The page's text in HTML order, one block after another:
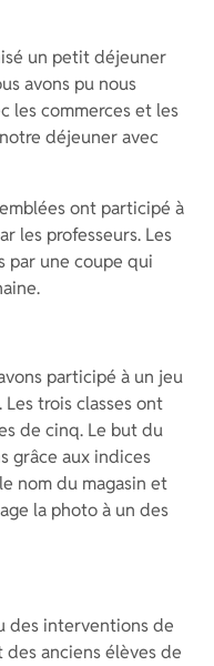
un petit déjeuner
avons pu nous
les commerces et les
déjeuner avec
ont participé à
les professeurs. Les
par une coupe qui
participé à un jeu
trois classes ont
de cinq. Le but du
grâce aux indices
nom du magasin et
la photo à un des
des interventions de
anciens élèves de